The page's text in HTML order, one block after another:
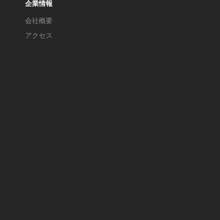
企業情報
会社概要
アクセス